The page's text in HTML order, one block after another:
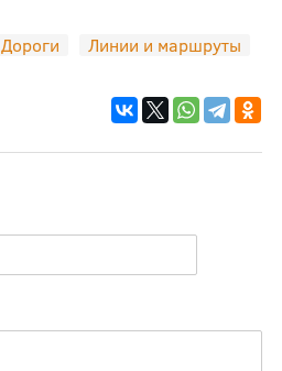
Дороги
Линии и маршруты